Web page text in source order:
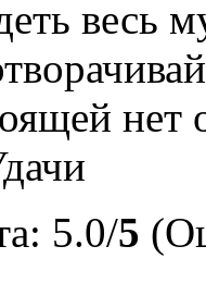
весь
нет
5.0/5